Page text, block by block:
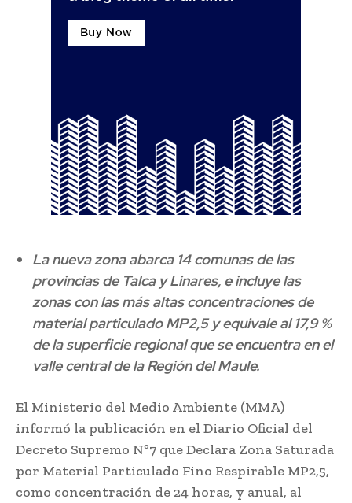
La nueva zona abarca 14 comunas de las
provincias de Talca y Linares, e incluye las
zonas con las más altas concentraciones de
material particulado MP2,5 y equivale al 17,9 %
de la superficie regional que se encuentra en el
valle central de la Región del Maule.
El Ministerio del Medio Ambiente (MMA)
informó la publicación en el Diario Oficial del
Decreto Supremo Nº7 que Declara Zona Saturada
por Material Particulado Fino Respirable MP2,5,
como concentración de 24 horas, y anual, al